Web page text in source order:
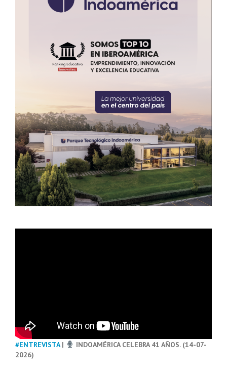
#ENTREVISTA|
INDOAMÉRICA CELEBRA 41 AÑOS. (14-07-
2026)